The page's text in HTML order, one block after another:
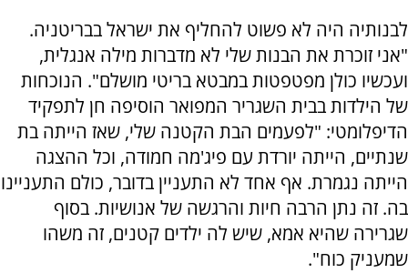
לבנותיה היה לא פשוט להחליף את ישראל בבריטניה.
"אני זוכרת את הבנות שלי לא מדברות מילה אנגלית,
ועכשיו כולן מפטפטות במבטא בריטי מושלם". הנוכחות
של הילדות בבית השגריר המפואר הוסיפה חן לתפקיד
הדיפלומטי: "לפעמים הבת הקטנה שלי, שאז הייתה בת
שנתיים, הייתה יורדת עם פיג'מה חמודה, וכל ההצגה
הייתה נגמרת. אף אחד לא התעניין בדובר, כולם התעניינו
בה. זה נתן הרבה חיות והרגשה של אנושיות. בסוף
שגרירה שהיא אמא, שיש לה ילדים קטנים, זה משהו
שמעניק כוח".